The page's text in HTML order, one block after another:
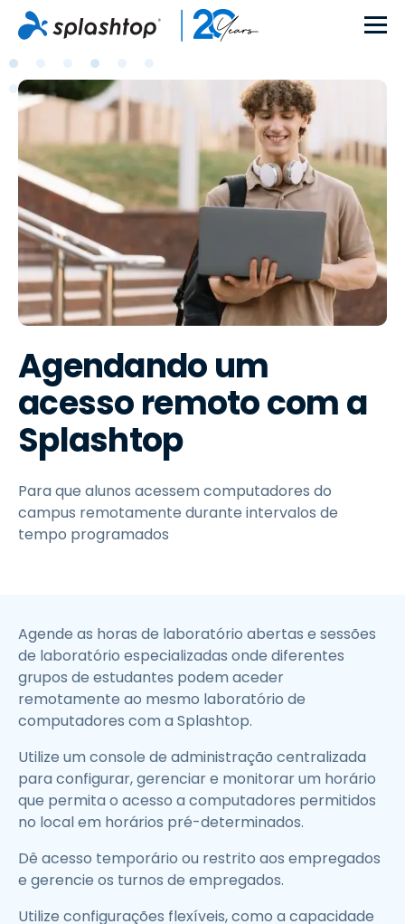
Agendando um
acesso remoto com a
Splashtop
Para que alunos acessem computadores do
campus remotamente durante intervalos de
tempo programados
Agende as horas de laboratório abertas e sessões
de laboratório especializadas onde diferentes
grupos de estudantes podem aceder
remotamente ao mesmo laboratório de
computadores com a Splashtop.
Utilize um console de administração centralizada
para configurar, gerenciar e monitorar um horário
que permita o acesso a computadores permitidos
no local em horários pré-determinados.
Dê acesso temporário ou restrito aos empregados
e gerencie os turnos de empregados.
Utilize configurações flexíveis, como a capacidade